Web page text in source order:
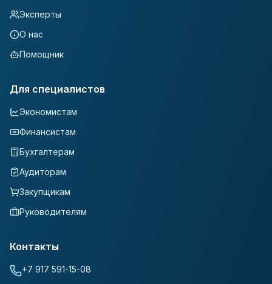
Эксперты
О нас
Помощник
Для специалистов
Экономистам
Финансистам
Бухгалтерам
Аудиторам
Закупщикам
Руководителям
Контакты
+7 917 591-15-08